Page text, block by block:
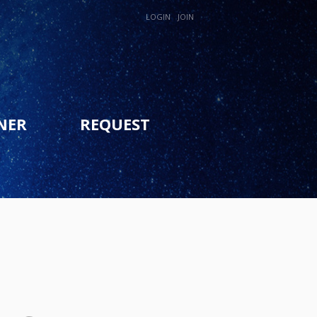
REQUEST
LOGIN JOIN